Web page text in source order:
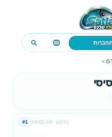
>
05/02/09 19:51
#1